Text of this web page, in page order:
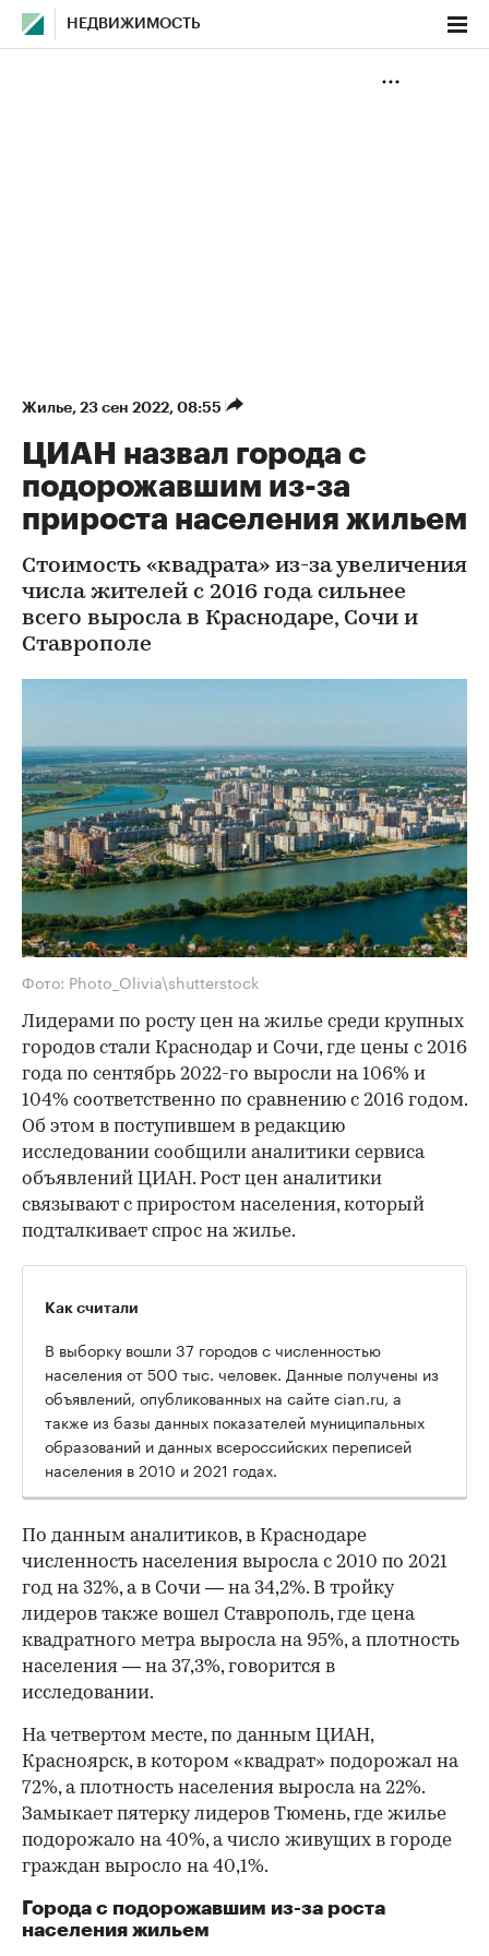
НЕДВИЖИМОСТЬ
Жилье⁠, 23 сен 2022, 08:55
ЦИАН назвал города с
подорожавшим из-за
прироста населения жильем
Стоимость «квадрата» из-за увеличения
числа жителей с 2016 года сильнее
всего выросла в Краснодаре, Сочи и
Ставрополе
Фото: Photo_Olivia\shutterstock
Лидерами по росту цен на жилье среди крупных
городов стали Краснодар и Сочи, где цены с 2016
года по сентябрь 2022-го выросли на 106% и
104% соответственно по сравнению с 2016 годом.
Об этом в поступившем в редакцию
исследовании сообщили аналитики сервиса
объявлений ЦИАН. Рост цен аналитики
связывают с приростом населения, который
подталкивает спрос на жилье.
Как считали
В выборку вошли 37 городов с численностью
населения от 500 тыс. человек. Данные получены из
объявлений, опубликованных на сайте cian.ru, а
также из базы данных показателей муниципальных
образований и данных всероссийских переписей
населения в 2010 и 2021 годах.
По данным аналитиков, в Краснодаре
численность населения выросла с 2010 по 2021
год на 32%, а в Сочи — на 34,2%. В тройку
лидеров также вошел Ставрополь, где цена
квадратного метра выросла на 95%, а плотность
населения — на 37,3%, говорится в
исследовании.
На четвертом месте, по данным ЦИАН,
Красноярск, в котором «квадрат» подорожал на
72%, а плотность населения выросла на 22%.
Замыкает пятерку лидеров Тюмень, где жилье
подорожало на 40%, а число живущих в городе
граждан выросло на 40,1%.
Города с подорожавшим из-за роста
населения жильем